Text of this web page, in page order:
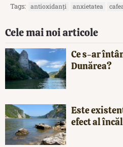
Tags: antioxidanți anxietatea
Cele mai noi articole
Ce s-ar
Dunărea?
Este
efect al